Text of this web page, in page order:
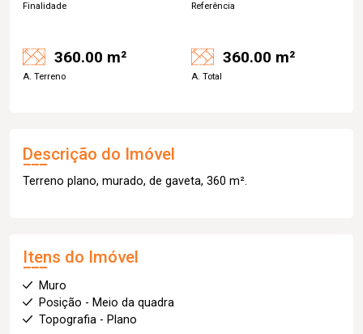
Finalidade Referência
360.00 m²
A. Terreno
360.00 m²
A. Total
Descrição do Imóvel
Terreno plano, murado, de gaveta, 360 m².
Itens do Imóvel
Muro
Posição - Meio da quadra
Topografia - Plano